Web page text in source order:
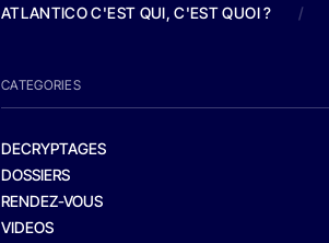
ATLANTICO C'EST QUI, C'EST QUOI ? /
CATEGORIES
DECRYPTAGES
DOSSIERS
RENDEZ-VOUS
VIDEOS